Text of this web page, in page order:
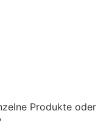
Produkte oder